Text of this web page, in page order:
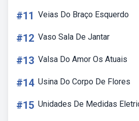
#11 Veias Do Braço Esquerdo
#12 Vaso Sala De Jantar
#13 Valsa Do Amor Os Atuais
#14 Usina Do Corpo De Flores
#15 Unidades De Medidas